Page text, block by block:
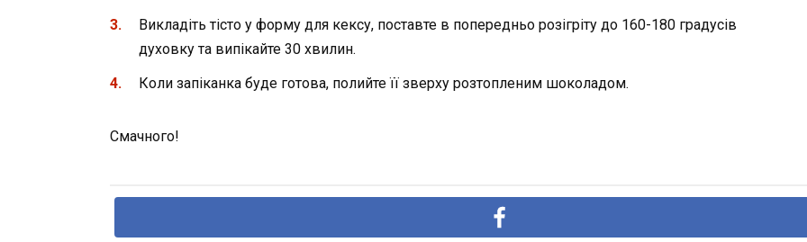
Викладіть тісто у форму для кексу, поставте в попередньо розігріту до 160-180 градусів
духовку та випікайте 30 хвилин.
Коли запіканка буде готова, полийте її зверху розтопленим шоколадом.
Смачного!